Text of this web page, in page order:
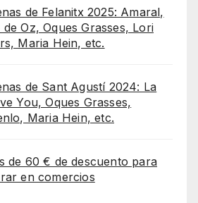
de Felanitx 2025: Amaral,
de Oz, Oques Grasses, Lori
Maria Hein, etc.
de Sant Agustí 2024: La
You, Oques Grasses,
Maria Hein, etc.
de 60 € de descuento para
en comercios